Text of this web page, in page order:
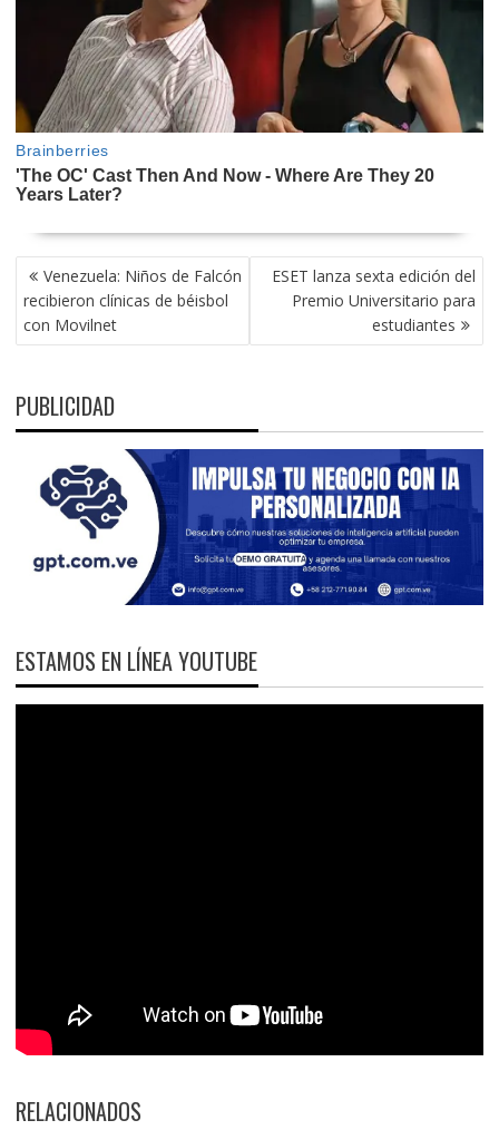
NAVEGACIÓN
DE
ENTRADAS
Venezuela: Niños de Falcón
recibieron clínicas de béisbol
con Movilnet
ESET lanza sexta edición del
Premio Universitario para
estudiantes
PUBLICIDAD
ESTAMOS EN LÍNEA YOUTUBE
RELACIONADOS